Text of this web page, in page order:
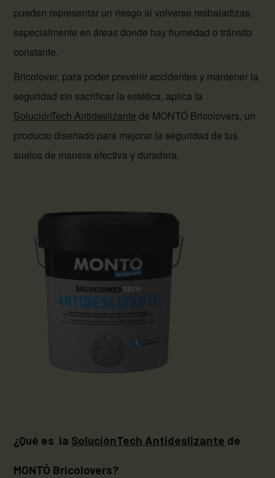
pueden representar un riesgo al volverse resbaladizas,
especialmente en áreas donde hay humedad o tránsito
constante.
Bricolover, para poder prevenir accidentes y mantener la
seguridad sin sacrificar la estética, aplica la
SoluciónTech Antideslizante de MONTÓ Bricolovers, un
producto diseñado para mejorar la seguridad de tus
suelos de manera efectiva y duradera.
¿Qué es la SoluciónTech Antideslizante de
MONTÓ Bricolovers?